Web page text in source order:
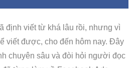
định viết từ khá lâu rồi, nhưng vì
viết được, cho đến hôm nay. Đây
chuyên sâu và đòi hỏi người đọc